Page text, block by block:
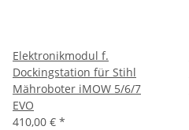
Elektronikmodul f.
Dockingstation für Stihl
Mähroboter iMOW 5/6/7
EVO
410,00 € *